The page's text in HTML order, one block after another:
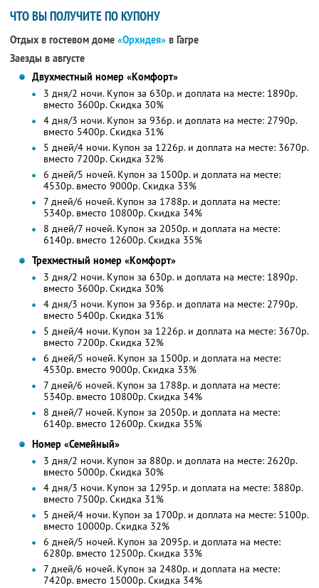
ЧТО ВЫ ПОЛУЧИТЕ ПО КУПОНУ
Отдых в гостевом доме «Орхидея» в Гагре
Заезды в августе
Двухместный номер «Комфорт»
3 дня/2 ночи. Купон за 630р. и доплата на месте: 1890р.
вместо 3600р.Скидка 30%
4 дня/3 ночи. Купон за 936р. и доплата на месте: 2790р.
вместо 5400р.Скидка 31%
5 дней/4 ночи. Купон за 1226р. и доплата на месте: 3670р.
вместо 7200р. Скидка 32%
6 дней/5 ночей. Купон за 1500р. и доплата на месте:
4530р. вместо 9000р. Скидка 33%
7 дней/6 ночей. Купон за 1788р. и доплата на месте:
5340р. вместо 10800р. Скидка 34%
8 дней/7 ночей. Купон за 2050р. и доплата на месте:
6140р. вместо 12600р. Скидка 35%
Трехместный номер «Комфорт»
3 дня/2 ночи. Купон за 630р. и доплата на месте: 1890р.
вместо 3600р.Скидка 30%
4 дня/3 ночи. Купон за 936р. и доплата на месте: 2790р.
вместо 5400р.Скидка 31%
5 дней/4 ночи. Купон за 1226р. и доплата на месте: 3670р.
вместо 7200р. Скидка 32%
6 дней/5 ночей. Купон за 1500р. и доплата на месте:
4530р. вместо 9000р. Скидка 33%
7 дней/6 ночей. Купон за 1788р. и доплата на месте:
5340р. вместо 10800р. Скидка 34%
8 дней/7 ночей. Купон за 2050р. и доплата на месте:
6140р. вместо 12600р. Скидка 35%
Номер «Семейный»
3 дня/2 ночи. Купон за 880р. и доплата на месте: 2620р.
вместо 5000р.Скидка 30%
4 дня/3 ночи. Купон за 1295р. и доплата на месте: 3880р.
вместо 7500р.Скидка 31%
5 дней/4 ночи. Купон за 1700р. и доплата на месте: 5100р.
вместо 10000р. Скидка 32%
6 дней/5 ночей. Купон за 2095р. и доплата на месте:
6280р. вместо 12500р. Скидка 33%
7 дней/6 ночей. Купон за 2480р. и доплата на месте:
7420р. вместо 15000р. Скидка 34%